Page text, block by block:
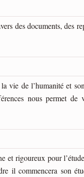
des documents, des
vie de l’humanité et
nous permet
et rigoureux pour
il commencera son